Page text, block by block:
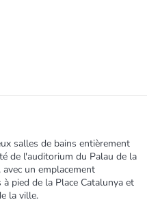
salles de bains entièrement
de l'auditorium du Palau de la
un emplacement
pied de la Place Catalunya et
la ville.